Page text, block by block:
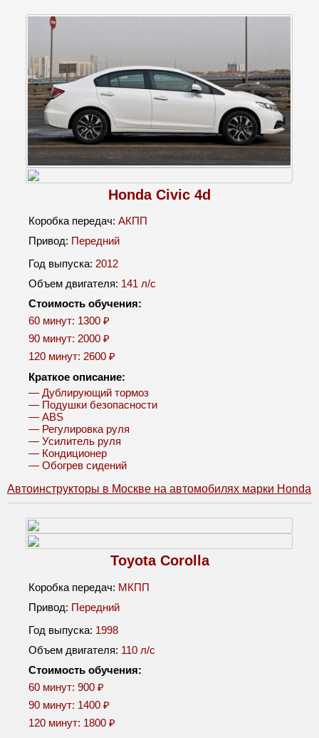
Honda Civic 4d
Коробка передач: АКПП
Привод: Передний
Год выпуска: 2012
Объем двигателя: 141 л/c
Стоимость обучения:
60 минут: 1300 ₽
90 минут: 2000 ₽
120 минут: 2600 ₽
Краткое описание:
— Дублирующий тормоз
— Подушки безопасности
— ABS
— Регулировка руля
— Усилитель руля
— Кондиционер
— Обогрев сидений
Автоинструкторы в Москве на автомобилях марки Honda
Toyota Corolla
Коробка передач: МКПП
Привод: Передний
Год выпуска: 1998
Объем двигателя: 110 л/c
Стоимость обучения:
60 минут: 900 ₽
90 минут: 1400 ₽
120 минут: 1800 ₽